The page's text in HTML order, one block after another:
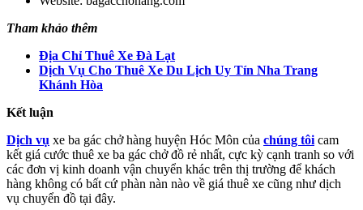
Tham khảo thêm
Địa Chỉ Thuê Xe Đà Lạt
Dịch Vụ Cho Thuê Xe Du Lịch Uy Tín Nha Trang
Khánh Hòa
Kết luận
Dịch vụ xe ba gác chở hàng huyện Hóc Môn của chúng tôi cam
kết giá cước thuê xe ba gác chở đồ rẻ nhất, cực kỳ cạnh tranh so với
các đơn vị kinh doanh vận chuyển khác trên thị trường để khách
hàng không có bất cứ phàn nàn nào về giá thuê xe cũng như dịch
vụ chuyển đồ tại đây.